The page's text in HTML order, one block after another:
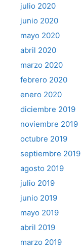
julio 2020
junio 2020
mayo 2020
abril 2020
marzo 2020
febrero 2020
enero 2020
diciembre 2019
noviembre 2019
octubre 2019
septiembre 2019
agosto 2019
julio 2019
junio 2019
mayo 2019
abril 2019
marzo 2019